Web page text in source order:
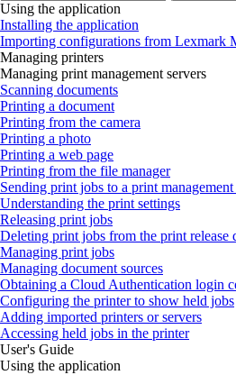
Using the application
Installing the application
Importing configurations from Lexmark
Managing printers
Managing print management servers
Scanning documents
Printing a document
Printing from the camera
Printing a photo
Printing a web page
Printing from the file manager
Sending print jobs to a print management
Understanding the print settings
Releasing print jobs
Deleting print jobs from the print release
Managing print jobs
Managing document sources
Obtaining a Cloud Authentication login
Configuring the printer to show held jobs
Adding imported printers or servers
Accessing held jobs in the printer
User's Guide
Using the application